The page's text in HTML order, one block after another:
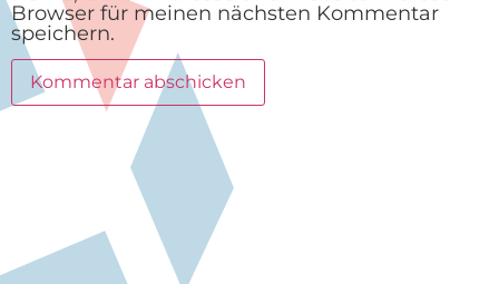
Browser für meinen nächsten Kommentar
speichern.